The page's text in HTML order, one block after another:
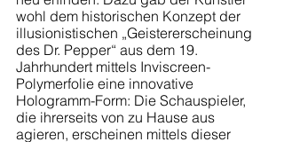
wohl dem historischen Konzept der
illusionistischen „Geistererscheinung
des Dr. Pepper“ aus dem 19.
Jahrhundert mittels Inviscreen-
Polymerfolie eine innovative
Hologramm-Form: Die Schauspieler,
die ihrerseits von zu Hause aus
agieren, erscheinen mittels dieser